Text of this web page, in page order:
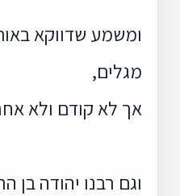
ומשמע שדווקא
מגלים,
אך לא קודם ולא
וגם רבנו יהודה בן